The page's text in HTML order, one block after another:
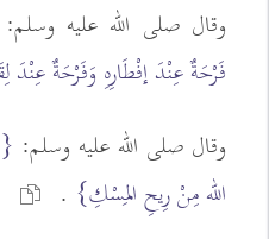
وقال صلى الله عليه وسلم:
فَرْحَةٌ عِنْدَ إفْطَارِهِ وَفَرْحَةٌ عِنْدَ
وقال صلى الله عليه وسلم:
الله مِنْ رِيحِ المِسْكِ} .